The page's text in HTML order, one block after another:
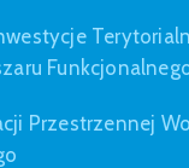
Przestrzennej